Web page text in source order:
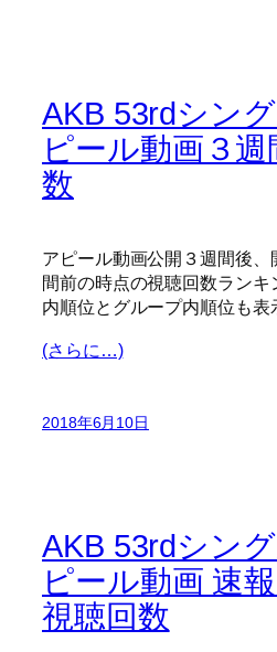
AKB 53rdシン
ピール動画３週
数
アピール動画公開３週間後、
間前の時点の視聴回数ラン
内順位とグループ内順位も表
(さらに…)
2018年6月10日
AKB 53rdシン
ピール動画 速
視聴回数